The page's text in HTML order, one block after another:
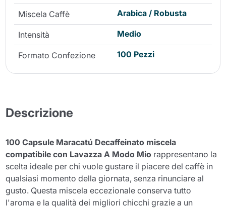
Miscela Caffè Arabica / Robusta
Intensità Medio
Formato Confezione 100 Pezzi
Descrizione
100 Capsule Maracatú Decaffeinato miscela
compatibile con Lavazza A Modo Mio rappresentano la
scelta ideale per chi vuole gustare il piacere del caffè in
qualsiasi momento della giornata, senza rinunciare al
gusto. Questa miscela eccezionale conserva tutto
l'aroma e la qualità dei migliori chicchi grazie a un